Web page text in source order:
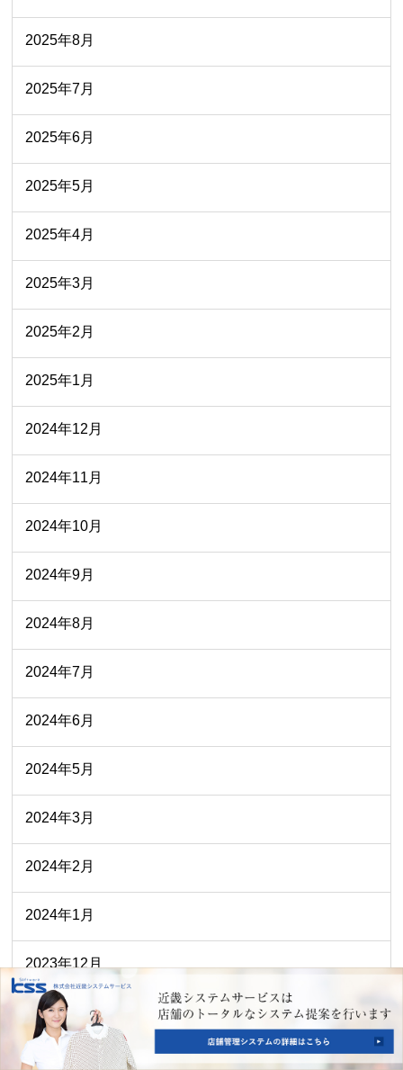
2025年8月
2025年7月
2025年6月
2025年5月
2025年4月
2025年3月
2025年2月
2025年1月
2024年12月
2024年11月
2024年10月
2024年9月
2024年8月
2024年7月
2024年6月
2024年5月
2024年3月
2024年2月
2024年1月
2023年12月
2023年10月
2023年9月